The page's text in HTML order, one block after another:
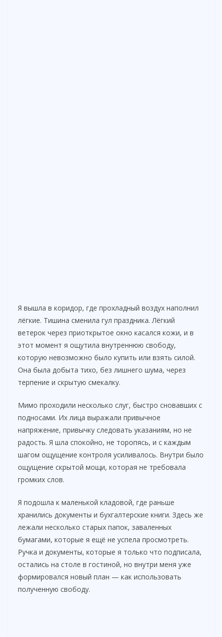
Я вышла в коридор, где прохладный воздух наполнил
лёгкие. Тишина сменила гул праздника. Лёгкий
ветерок через приоткрытое окно касался кожи, и в
этот момент я ощутила внутреннюю свободу,
которую невозможно было купить или взять силой.
Она была добыта тихо, без лишнего шума, через
терпение и скрытую смекалку.
Мимо проходили несколько слуг, быстро сновавших с
подносами. Их лица выражали привычное
напряжение, привычку следовать указаниям, но не
радость. Я шла спокойно, не торопясь, и с каждым
шагом ощущение контроля усиливалось. Внутри было
ощущение скрытой мощи, которая не требовала
громких слов.
Я подошла к маленькой кладовой, где раньше
хранились документы и бухгалтерские книги. Здесь же
лежали несколько старых папок, заваленных
бумагами, которые я ещё не успела просмотреть.
Ручка и документы, которые я только что подписала,
остались на столе в гостиной, но внутри меня уже
формировался новый план — как использовать
полученную свободу.